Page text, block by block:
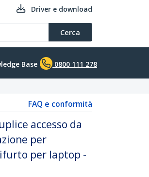
Driver e download
Cerca
Base 0800 111 278
FAQ e conformità
accesso da
per
per laptop -